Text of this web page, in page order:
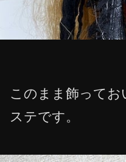
このまま飾ってお
ステです。